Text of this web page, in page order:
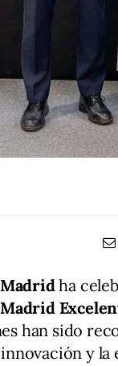
Madridha
han sido
y la